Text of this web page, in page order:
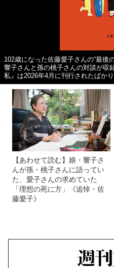
102歳になった佐藤愛子さんの“最後
響子さんと孫の桃子さんの対談が収
私』は2026年4月に刊行されたばかり
【あわせて読む】娘・響子さ
んが孫・桃子さんに語ってい
た、愛子さんの求めていた
「理想の死に方」《追悼・佐
藤愛子》